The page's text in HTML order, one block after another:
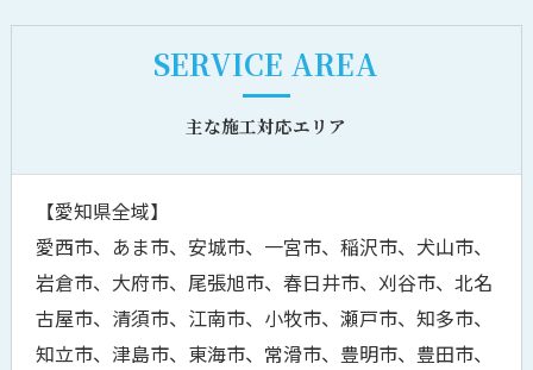
主な施工対応エリア
SERVICE AREA
【愛知県全域】
愛西市、あま市、安城市、一宮市、稲沢市、犬山市、
岩倉市、大府市、尾張旭市、春日井市、刈谷市、北名
古屋市、清須市、江南市、小牧市、瀬戸市、知多市、
知立市、津島市、東海市、常滑市、豊明市、豊田市、